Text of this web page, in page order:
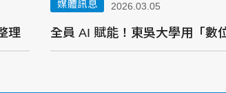
理
媒體訊息 2026.03.05